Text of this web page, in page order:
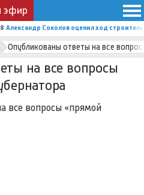
эфир
Александр Соколов оценил ход
Опубликованы ответы на все
на все вопросы